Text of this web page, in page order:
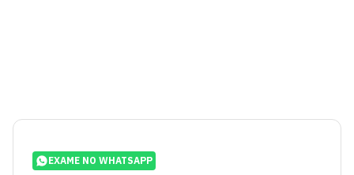
EXAME NO WHATSAPP